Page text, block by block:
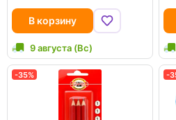
В корзину
9 августа (Вс)
-35% -